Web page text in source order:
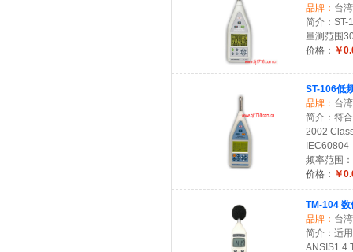
品牌： 台
简介：ST-
量测范围
价格： ￥
ST-106低
品牌： 台
简介：符
2002
频率范围
价格： ￥
TM-104
品牌： 台
简介：适
ANSIS1.4